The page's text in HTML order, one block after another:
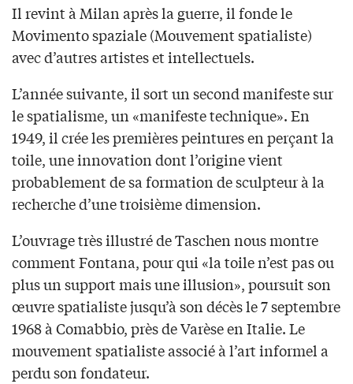
Il revint à Milan après la guerre, il fonde le
Movimento spaziale (Mouvement spatialiste)
avec d’autres artistes et intellectuels.
L’année suivante, il sort un second manifeste sur
le spatialisme, un «manifeste technique». En
1949, il crée les premières peintures en perçant la
toile, une innovation dont l’origine vient
probablement de sa formation de sculpteur à la
recherche d’une troisième dimension.
L’ouvrage très illustré de Taschen nous montre
comment Fontana, pour qui «la toile n’est pas ou
plus un support mais une illusion», poursuit son
œuvre spatialiste jusqu’à son décès le 7 septembre
1968 à Comabbio, près de Varèse en Italie. Le
mouvement spatialiste associé à l’art informel a
perdu son fondateur.